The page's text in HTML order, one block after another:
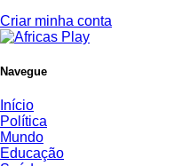
Criar minha conta
Navegue
Início
Política
Mundo
Educação